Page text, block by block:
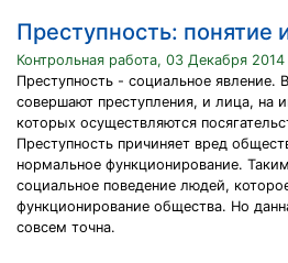
Преступность: понятие
Контрольная работа, 03 Декабря 2014
Преступность - социальное явление.
совершают преступления, и лица, на
которых осуществляются
Преступность причиняет вред
нормальное функционирование.
социальное поведение людей,
функционирование общества. Но
совсем точна.